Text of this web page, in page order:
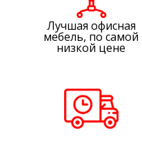
Лучшая офисная
мебель, по самой
низкой цене